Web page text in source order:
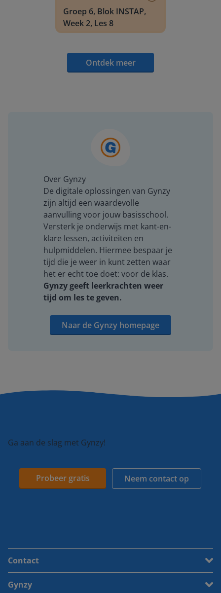
Groep 6, Blok INSTAP,
Week 2, Les 8
Ontdek meer
Over Gynzy
De digitale oplossingen van Gynzy
zijn altijd een waardevolle
aanvulling voor jouw basisschool.
Versterk je onderwijs met kant-en-
klare lessen, activiteiten en
hulpmiddelen. Hiermee bespaar je
tijd die je weer in kunt zetten waar
het er echt toe doet: voor de klas.
Gynzy geeft leerkrachten weer
tijd om les te geven.
Naar de Gynzy homepage
Ga aan de slag met Gynzy!
Probeer gratis Neem contact op
Contact
Gynzy